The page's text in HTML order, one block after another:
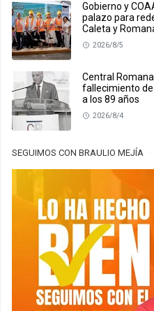
Gobierno y
palazo para
Caleta y
2026/8/5
Central
fallecimiento
a los 89 años
2026/8/4
SEGUIMOS CON BRAULIO MEJÍA